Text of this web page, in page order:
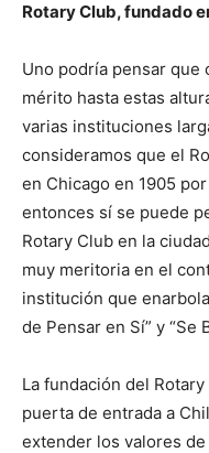
Rotary Club, fundado
Uno podría pensar que
mérito hasta estas
varias instituciones
consideramos que el
en Chicago en 1905
entonces sí se puede
Rotary Club en la
muy meritoria en el
institución que
de Pensar en Sí” y “Se
La fundación del
puerta de entrada a
extender los valores